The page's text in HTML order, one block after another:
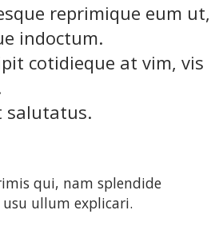
reprimique eum ut,
indoctum.
cotidieque at vim, vis
salutatus.
qui, nam splendide
ullum explicari.